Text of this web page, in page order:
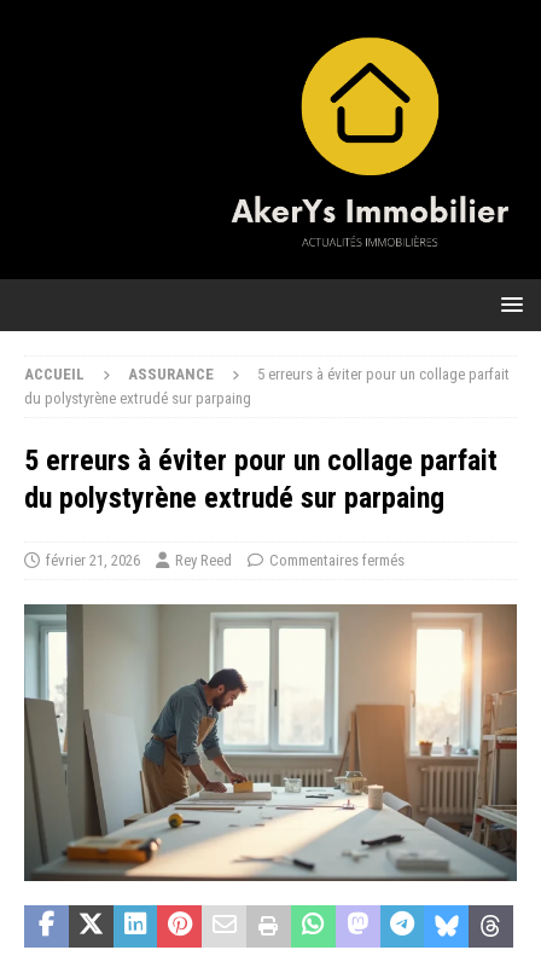
ACCUEIL ASSURANCE
5 erreurs à éviter pour un collage parfait
du polystyrène extrudé sur parpaing
5 erreurs à éviter pour un collage parfait
du polystyrène extrudé sur parpaing
février 21, 2026 Rey Reed Commentaires fermés